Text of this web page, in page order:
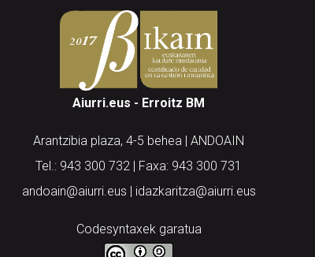
Aiurri.eus - Erroitz BM
Arantzibia plaza, 4-5 behea | ANDOAIN
Tel.: 943 300 732 | Faxa: 943 300 731
andoain@aiurri.eus | idazkaritza@aiurri.eus
Codesyntaxek garatua